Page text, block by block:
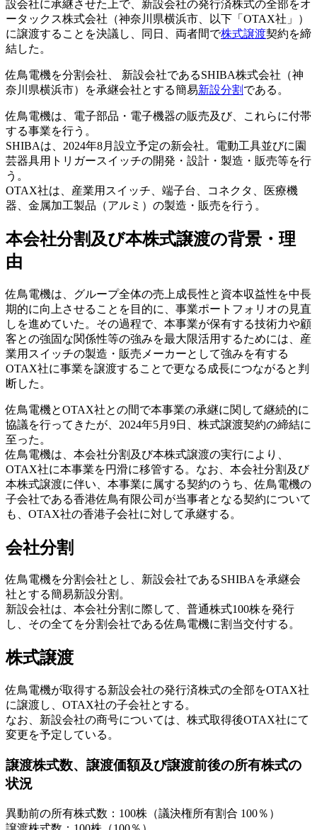
設会社に承継させた上で、新設会社の発行済株式の全部をオ
ータックス株式会社（神奈川県横浜市、以下「OTAX社」）
に譲渡することを決議し、同日、両者間で株式譲渡契約を締
結した。
佐鳥電機を分割会社、 新設会社であるSHIBA株式会社（神
奈川県横浜市）を承継会社とする簡易新設分割 である。
佐鳥電機は、電子部品・電子機器の販売及び、これらに付帯
する事業を行う。
SHIBAは、2024年8月設立予定の新会社。電動工具並びに園
芸器具用トリガースイッチの開発・設計・製造・販売等を行
う。
OTAX社は、産業用スイッチ、端子台、コネクタ、医療機
器、金属加工製品（アルミ）の製造・販売を行う。
本会社分割及び本株式譲渡の背景・理
由
佐鳥電機は、グループ全体の売上成長性と資本収益性を中長
期的に向上させることを目的に、事業ポートフォリオの見直
しを進めていた。その過程で、本事業が保有する技術力や顧
客との強固な関係性等の強みを最大限活用するためには、産
業用スイッチの製造・販売メーカーとして強みを有する
OTAX社に事業を譲渡することで更なる成長につながると判
断した。
佐鳥電機とOTAX社との間で本事業の承継に関して継続的に
協議を行ってきたが、2024年5月9日、株式譲渡契約の締結に
至った。
佐鳥電機は、本会社分割及び本株式譲渡の実行により、
OTAX社に本事業を円滑に移管する。なお、本会社分割及び
本株式譲渡に伴い、本事業に属する契約のうち、佐鳥電機の
子会社である香港佐鳥有限公司が当事者となる契約について
も、OTAX社の香港子会社に対して承継する。
会社分割
佐鳥電機を分割会社とし、新設会社であるSHIBAを承継会
社とする簡易新設分割。
新設会社は、本会社分割に際して、普通株式100株を発行
し、その全てを分割会社である佐鳥電機に割当交付する。
株式譲渡
佐鳥電機が取得する新設会社の発行済株式の全部をOTAX社
に譲渡し、OTAX社の子会社とする。
なお、新設会社の商号については、株式取得後OTAX社にて
変更を予定している。
譲渡株式数、譲渡価額及び譲渡前後の所有株式の
状況
異動前の所有株式数：100株（議決権所有割合 100％）